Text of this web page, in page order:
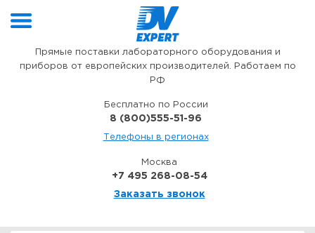
Прямые поставки лабораторного оборудования и
приборов от европейских производителей. Работаем по
РФ
Бесплатно по России
8 (800)555-51-96
Телефоны в регионах
Москва
+7 495 268-08-54
Заказать звонок